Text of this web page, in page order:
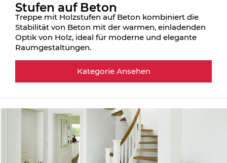
Stufen auf Beton
Treppe mit Holzstufen auf Beton kombiniert die
Stabilität von Beton mit der warmen, einladenden
Optik von Holz, ideal für moderne und elegante
Raumgestaltungen.
Kategorie Ansehen